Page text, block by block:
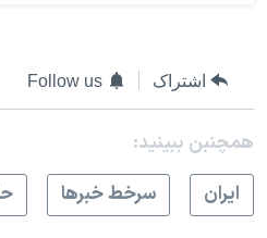
اشتراک Follow us
همچنبن ببینید:
ايران
سرخط خبرها